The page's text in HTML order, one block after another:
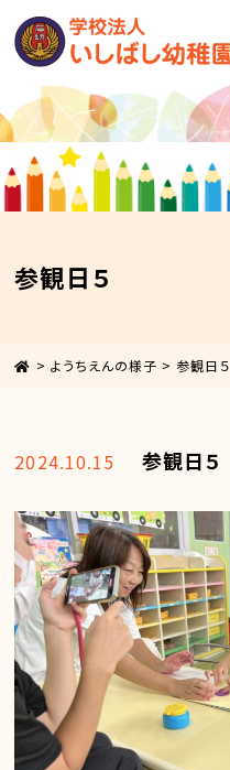
参観日５
> ようちえんの様子 >参観日５
2024.10.15 参観日５